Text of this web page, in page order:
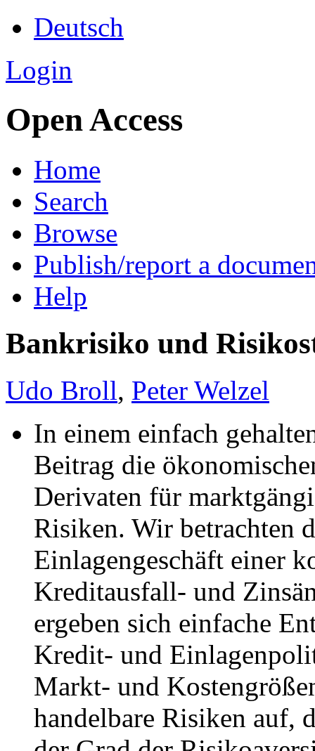
Deutsch
Login
Open Access
Home
Search
Browse
Publish/report a
Help
Bankrisiko und
Udo Broll, Peter Welzel
In einem einfach
Beitrag die
Derivaten für
Risiken. Wir betrachten
Einlagengeschäft einer
Kreditausfall- und
ergeben sich einfache
Kredit- und
Markt- und
handelbare Risiken auf,